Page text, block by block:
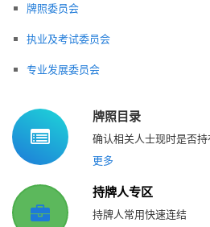
牌照委员会
执业及考试委员会
专业发展委员会
牌照目录
确认相关人士现时是否
更多
持牌人专区
持牌人常用快速连结